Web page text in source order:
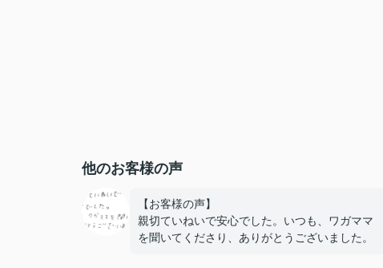
他のお客様の声
【お客様の声】
親切ていねいで安心でした。いつも、ワガママ
を聞いてくださり、ありがとうございました。